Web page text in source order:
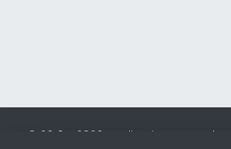
© 2019 - 2026 Realisatie en SEO door